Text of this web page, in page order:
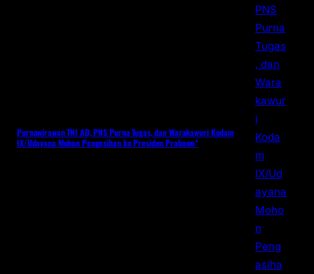
Purnawirawan TNI AD, PNS Purna Tugas, dan Warakawuri Kodam
IX/Udayana Mohon Pengasihan ke Presiden Prabowo*